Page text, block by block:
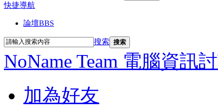
快捷導航
論壇BBS
搜索 搜索
NoName Team 電腦資訊
加為好友